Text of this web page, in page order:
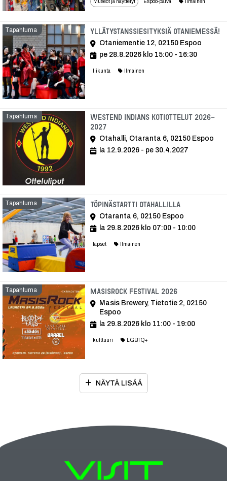
Museot ja näyttelyt Espoo-päivä Ilmainen
Tapahtuma Yllätystanssiesityksiä Otaniemessä!
Otaniementie 12, 02150 Espoo
pe 28.8.2026 klo 15:00 - 16:30
liikunta Ilmainen
Tapahtuma
Westend Indians kotiottelut 2026-
2027
Otahalli, Otaranta 6, 02150 Espoo
la 12.9.2026 - pe 30.4.2027
Tapahtuma Töpinästartti OtahallillaTapahtuma
Otaranta 6, 02150 Espoo
la 29.8.2026 klo 07:00 - 10:00
lapset Ilmainen
Tapahtuma MasisRock Festival 2026Tapahtuma
Masis Brewery, Tietotie 2, 02150
Espoo
la 29.8.2026 klo 11:00 - 19:00
kulttuuri LGBTQ+
NÄYTÄ LISÄÄ